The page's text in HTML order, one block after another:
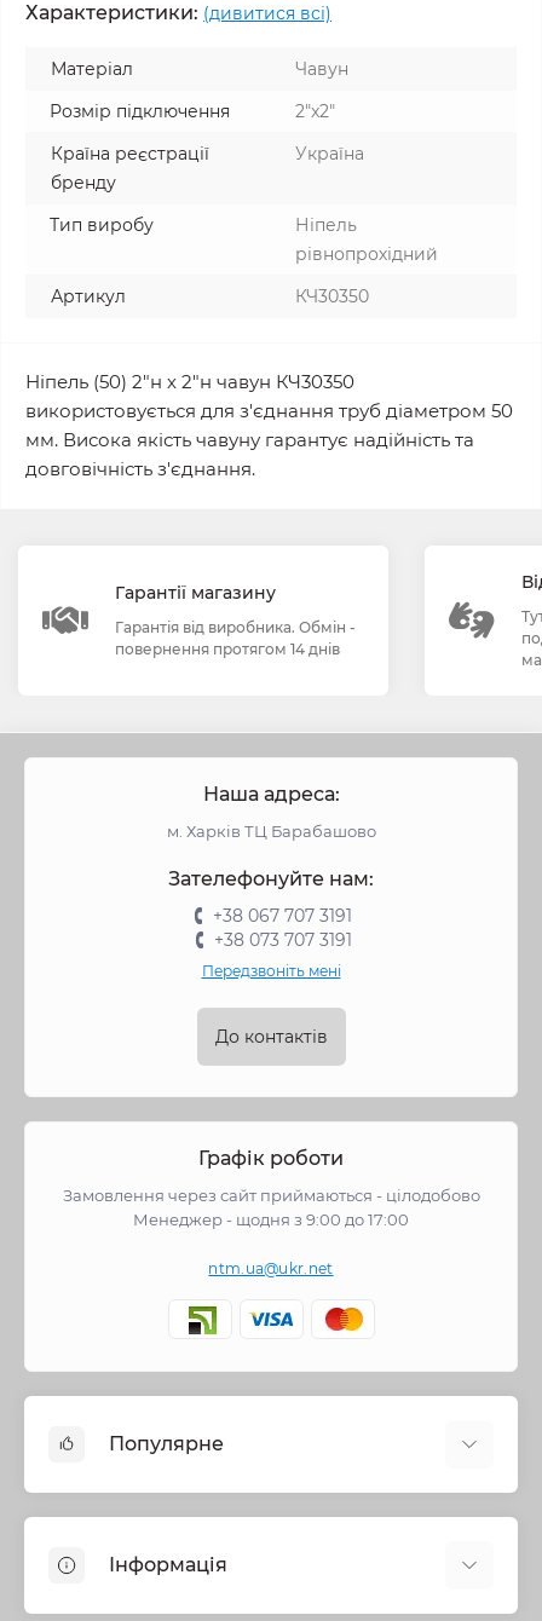
Характеристики: (дивитися всі)
Матеріал
Чавун
Розмір підключення
2"x2"
Країна реєстрації
бренду
Україна
Тип виробу
Ніпель
рівнопрохідний
Артикул
КЧ30350
Ніпель (50) 2"н х 2"н чавун КЧ30350
використовується для з'єднання труб діаметром 50
мм. Висока якість чавуну гарантує надійність та
довговічність з'єднання.
Гарантії магазину
Гарантія від виробника. Обмін -
повернення протягом 14 днів
Наша адреса:
м. Харків ТЦ Барабашово
Зателефонуйте нам:
+38 067 707 3191
+38 073 707 3191
Передзвоніть мені
До контактів
Графік роботи
Замовлення через сайт приймаються - цілодобово
Менеджер - щодня з 9:00 до 17:00
ntm.ua@ukr.net
Популярне
Запірна арматура
Труби та фітинги
Інформація